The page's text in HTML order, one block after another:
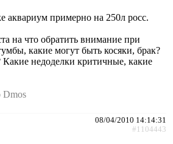
аквариум примерно на 250л росс.
на что обратить внимание при
какие могут быть косяки, брак?
Какие недоделки критичные, какие
Dmos
08/04/2010 14:14:31
#1104443